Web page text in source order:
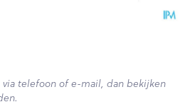
telefoon of e-mail, dan bekijken